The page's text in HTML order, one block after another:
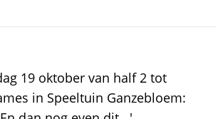
19 oktober van half 2 tot
in Speeltuin Ganzebloem: